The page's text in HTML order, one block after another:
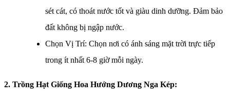
sét cát, có thoát nước tốt và giàu dinh dưỡng. Đảm bảo
đất không bị ngập nước.
Chọn Vị Trí: Chọn nơi có ánh sáng mặt trời trực tiếp
trong ít nhất 6-8 giờ mỗi ngày.
2. Trồng Hạt Giống Hoa Hướng Dương Nga Kép: